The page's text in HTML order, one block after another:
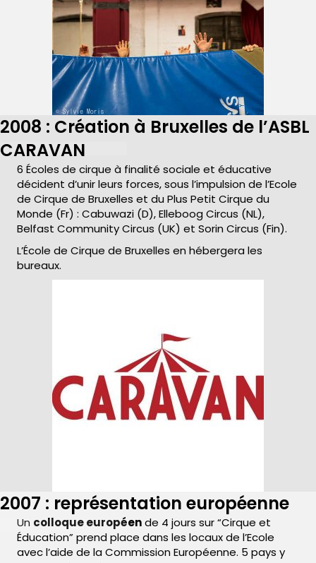
2008 : Création à Bruxelles de l’ASBL
CARAVAN
6 Écoles de cirque à finalité sociale et éducative
décident d’unir leurs forces, sous l’impulsion de l’Ecole
de Cirque de Bruxelles et du Plus Petit Cirque du
Monde (Fr) : Cabuwazi (D), Elleboog Circus (NL),
Belfast Community Circus (UK) et Sorin Circus (Fin).
L’École de Cirque de Bruxelles en hébergera les
bureaux.
2007 : représentation européenne
Un colloque européende 4 jours sur “Cirque et
Éducation” prend place dans les locaux de l’Ecole
avec l’aide de la Commission Européenne. 5 pays y